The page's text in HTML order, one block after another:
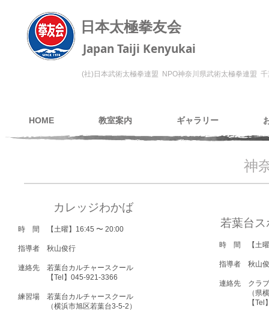
日本太極拳友会
Japan Taiji Kenyukai
(社)日本武術太極拳連盟 NPO神奈川県武術太極拳連盟
HOME 教室案内 ギャラリー
神
カレッジわかば
時 間 【土曜】16:45 〜 20:00
指導者 秋山俊行​
連絡先 若葉台カルチャースクール
【Tel】045-921-3366
練習場 若葉台カルチャースクール
（横浜市旭区若葉台3-5-2）
若葉台
時 間 【土曜
指導者 秋山
連絡先 クラ
（県横浜
【Tel】​